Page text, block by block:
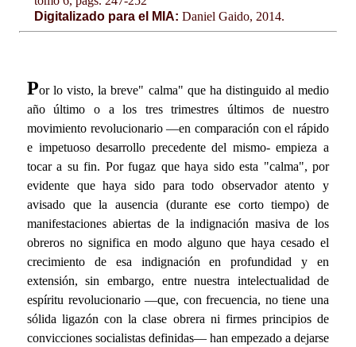
Digitalizado para el MIA: Daniel Gaido, 2014.
Por lo visto, la breve" calma" que ha distinguido al medio
año último o a los tres trimestres últimos de nuestro
movimiento revolucionario —en comparación con el rápido
e impetuoso desarrollo precedente del mismo- empieza a
tocar a su fin. Por fugaz que haya sido esta "calma", por
evidente que haya sido para todo observador atento y
avisado que la ausencia (durante ese corto tiempo) de
manifestaciones abiertas de la indignación masiva de los
obreros no significa en modo alguno que haya cesado el
crecimiento de esa indignación en profundidad y en
extensión, sin embargo, entre nuestra intelectualidad de
espíritu revolucionario —que, con frecuencia, no tiene una
sólida ligazón con la clase obrera ni firmes principios de
convicciones socialistas definidas— han empezado a dejarse